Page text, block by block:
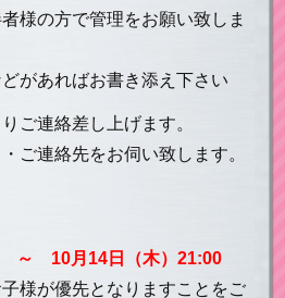
様の方で管理をお願い致しま
があればお書き添え下さい
ご連絡差し上げます。
ご連絡先をお伺い致します。
～ 10月14日（木）21:00
様が優先となりますことをご